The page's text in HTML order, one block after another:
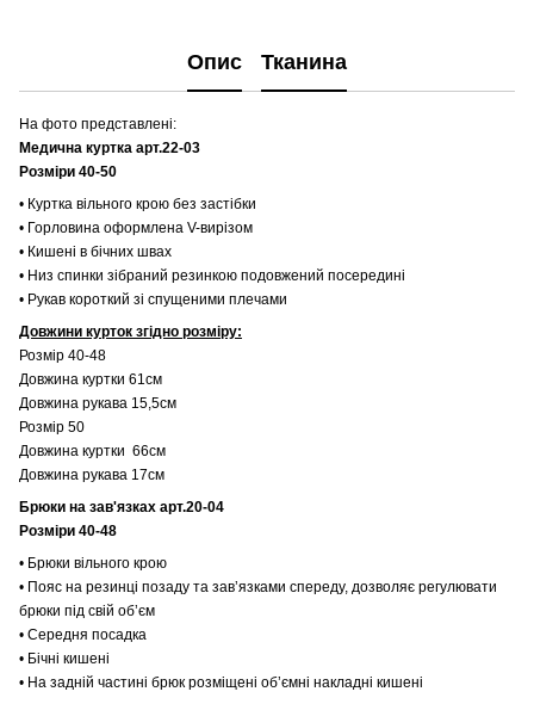
Опис Тканина
На фото представлені:
Медична куртка арт.22-03
Розміри 40-50
• Куртка вільного крою без застібки
• Горловина оформлена V-вирізом
• Кишені в бічних швах
• Низ спинки зібраний резинкою подовжений посередині
• Рукав короткий зі спущеними плечами
Довжини курток згідно розміру:
Розмір 40-48
Довжина куртки 61см
Довжина рукава 15,5см
Розмір 50
Довжина куртки 66см
Довжина рукава 17см
Брюки на зав'язках арт.20-04
Розміри 40-48
• Брюки вільного крою
• Пояс на резинці позаду та завʼязками спереду, дозволяє регулювати
брюки під свій обʼєм
• Середня посадка
• Бічні кишені
• На задній частині брюк розміщені обʼємні накладні кишені